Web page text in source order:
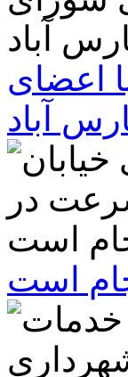
اعضای
آباد
است